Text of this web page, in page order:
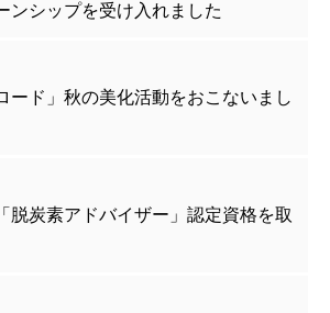
シップを受け入れました
ード」秋の美化活動をおこないまし
脱炭素アドバイザー」認定資格を取